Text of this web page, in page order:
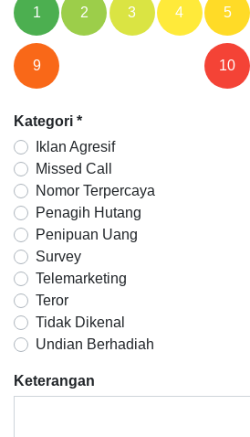
1 2 3 4 5
9 10
Kategori *
Iklan Agresif
Missed Call
Nomor Terpercaya
Penagih Hutang
Penipuan Uang
Survey
Telemarketing
Teror
Tidak Dikenal
Undian Berhadiah
Keterangan